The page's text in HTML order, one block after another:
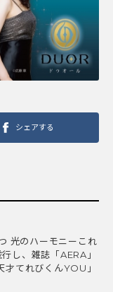
シェアする
光のハーモニーこれ
し、雑誌「AERA」
てれびくんYOU」